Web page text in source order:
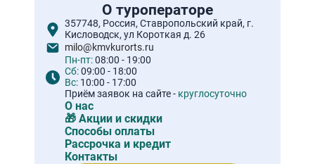
О туроператоре
357748, Россия, Ставропольский край, г.
Кисловодск, ул Короткая д. 26
milo@kmvkurorts.ru
Пн-пт:08:00 - 19:00
Сб:09:00 - 18:00
Вс: 10:00 - 17:00
Приём заявок на сайте - круглосуточно
О нас
🎁 Акции и скидки
Способы оплаты
Рассрочка и кредит
Контакты